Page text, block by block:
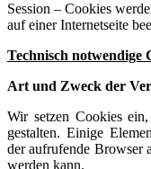
Session – Cookies
auf einer Internetseite
Technisch notwendige
Art und Zweck der
Wir setzen Cookies
gestalten. Einige
der aufrufende Browser
werden kann.